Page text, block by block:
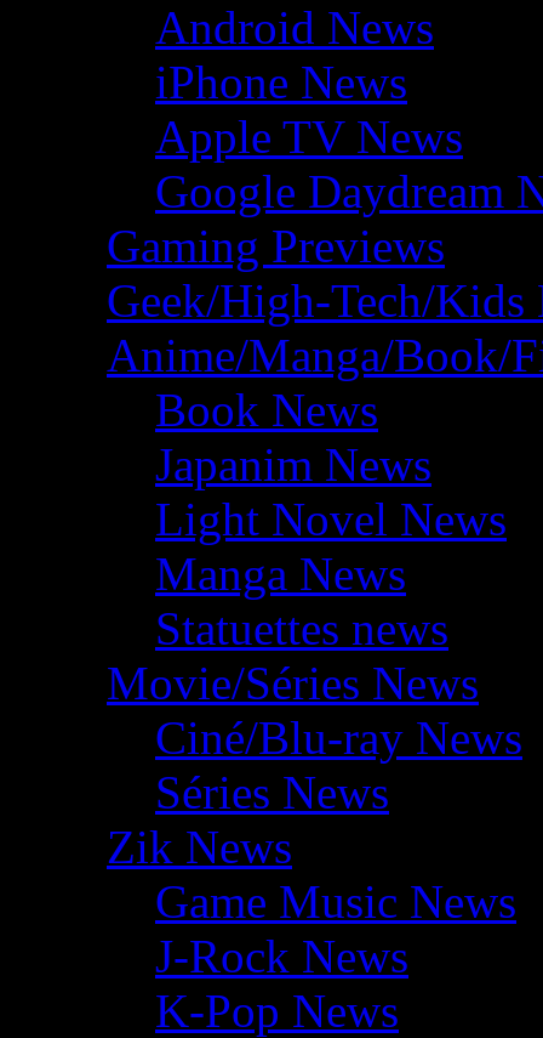
Android News
iPhone News
Apple TV News
Google Daydream
Gaming Previews
Geek/High-Tech/Kids
Anime/Manga/Book/
Book News
Japanim News
Light Novel News
Manga News
Statuettes news
Movie/Séries News
Ciné/Blu-ray News
Séries News
Zik News
Game Music News
J-Rock News
K-Pop News